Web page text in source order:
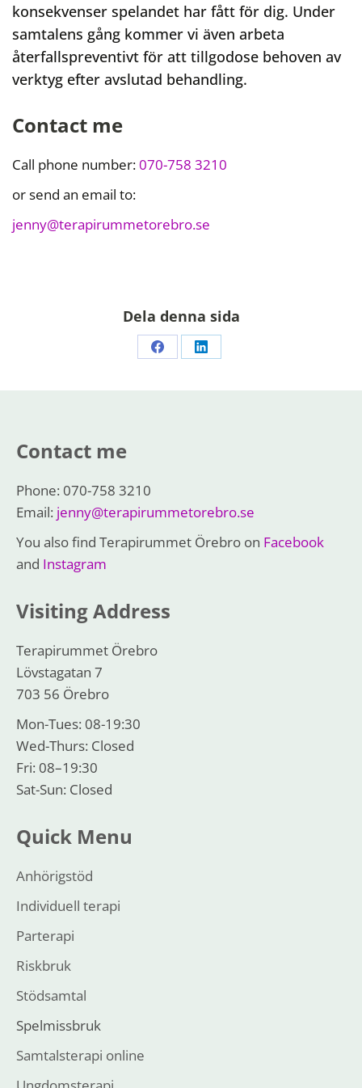
konsekvenser spelandet har fått för dig. Under
samtalens gång kommer vi även arbeta
återfallspreventivt för att tillgodose behoven av
verktyg efter avslutad behandling.
Contact me
Call phone number:070-758 3210
or send an email to:
jenny@terapirummetorebro.se
Dela denna sida
Contact me
Phone: 070-758 3210
Email: jenny@terapirummetorebro.se
You also find Terapirummet Örebro on Facebook
and Instagram
Visiting Address
Terapirummet Örebro
Lövstagatan 7
703 56 Örebro
Mon-Tues: 08-19:30
Wed-Thurs: Closed
Fri: 08–19:30
Sat-Sun: Closed
Quick Menu
Anhörigstöd
Individuell terapi
Parterapi
Riskbruk
Stödsamtal
Spelmissbruk
Samtalsterapi online